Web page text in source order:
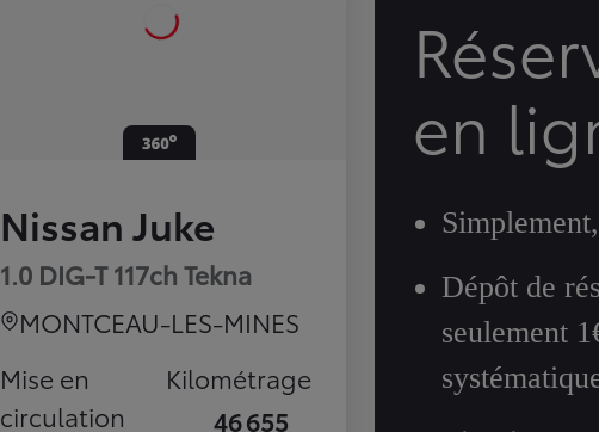
Nissan Juke
1.0 DIG-T 117ch Tekna
MONTCEAU-LES-MINES
Mise en
circulation
Kilométrage
46 655
en
Dépôt de
seulement